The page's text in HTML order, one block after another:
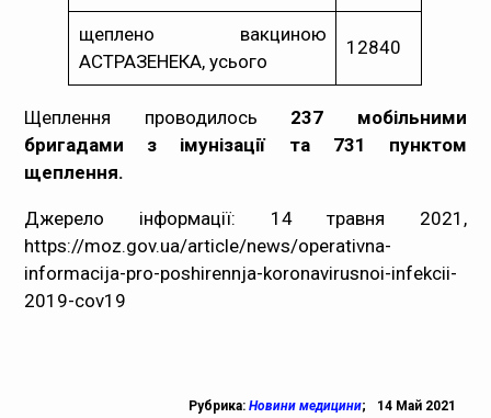
щеплено вакциною
АСТРАЗЕНЕКА, усього
12840
Щеплення проводилось 237 мобільними
бригадами з імунізації та 731 пунктом
щеплення.
Джерело інформації: 14 травня 2021,
https://moz.gov.ua/article/news/operativna-
informacija-pro-poshirennja-koronavirusnoi-infekcii-
2019-cov19
Рубрика: Новини медицини; 14 Май 2021